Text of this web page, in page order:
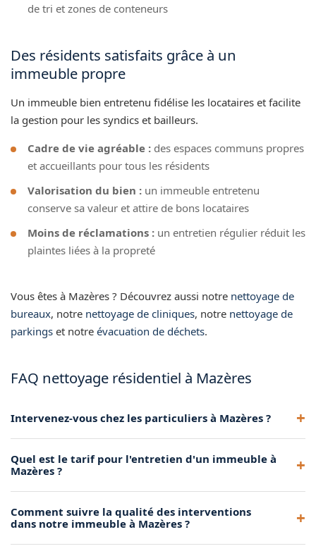
de tri et zones de conteneurs
Des résidents satisfaits grâce à un
immeuble propre
Un immeuble bien entretenu fidélise les locataires et facilite
la gestion pour les syndics et bailleurs.
Cadre de vie agréable : des espaces communs propres
et accueillants pour tous les résidents
Valorisation du bien : un immeuble entretenu
conserve sa valeur et attire de bons locataires
Moins de réclamations : un entretien régulier réduit les
plaintes liées à la propreté
Vous êtes à Mazères ? Découvrez aussi notre nettoyage de
bureaux, notre nettoyage de cliniques, notre nettoyage de
parkings et notre évacuation de déchets.
FAQ nettoyage résidentiel à Mazères
Intervenez-vous chez les particuliers à Mazères ?
nettoyage pour les particuliers à Mazères : ménage régulier,
Quel est le tarif pour l'entretien d'un immeuble à
Mazères ?
parties communes et de la fréquence souhaitée. Devis
Comment suivre la qualité des interventions
dans notre immeuble à Mazères ?